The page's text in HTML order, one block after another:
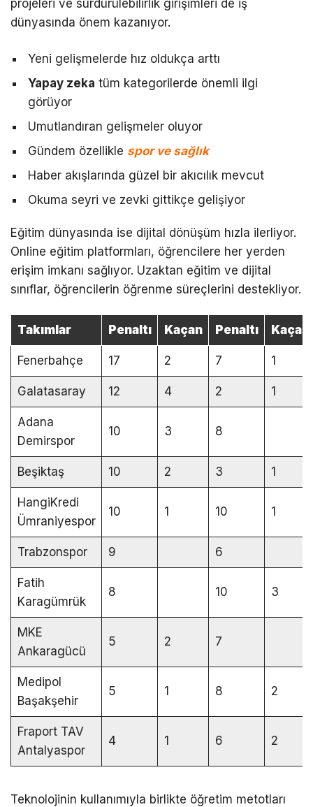
projeleri ve sürdürülebilirlik girişimleri de iş
dünyasında önem kazanıyor.
Yeni gelişmelerde hız oldukça arttı
Yapay zeka tüm kategorilerde önemli ilgi
görüyor
Umutlandıran gelişmeler oluyor
Gündem özellikle spor ve sağlık
Haber akışlarında güzel bir akıcılık mevcut
Okuma seyri ve zevki gittikçe gelişiyor
Eğitim dünyasında ise dijital dönüşüm hızla ilerliyor.
Online eğitim platformları, öğrencilere her yerden
erişim imkanı sağlıyor. Uzaktan eğitim ve dijital
sınıflar, öğrencilerin öğrenme süreçlerini destekliyor.
Takımlar Penaltı Kaçan Penaltı Kaçan
Fenerbahçe 17 2 7 1
Galatasaray 12 4 2 1
Adana
Demirspor
10 3 8
Beşiktaş 10 2 3 1
HangiKredi
Ümraniyespor
10 1 10 1
Trabzonspor 9 6
Fatih
Karagümrük
8 10 3
MKE
Ankaragücü
5 2 7
Medipol
Başakşehir
5 1 8 2
Fraport TAV
Antalyaspor
4 1 6 2
Teknolojinin kullanımıyla birlikte öğretim metotları